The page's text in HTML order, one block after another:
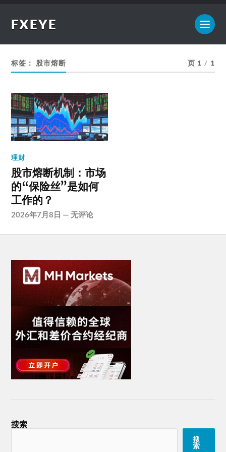
FXEYE
标签： 股市熔断 页 1 / 1
理财
股市熔断机制：市场
的“保险丝”是如何
工作的？
2026年7月8日 —无评论
搜索
搜
索